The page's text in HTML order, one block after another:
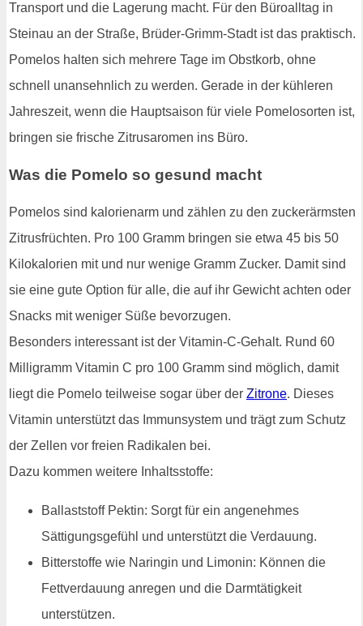
Transport und die Lagerung macht. Für den Büroalltag in
Steinau an der Straße, Brüder-Grimm-Stadt ist das praktisch.
Pomelos halten sich mehrere Tage im Obstkorb, ohne
schnell unansehnlich zu werden. Gerade in der kühleren
Jahreszeit, wenn die Hauptsaison für viele Pomelosorten ist,
bringen sie frische Zitrusaromen ins Büro.
Was die Pomelo so gesund macht
Pomelos sind kalorienarm und zählen zu den zuckerärmsten
Zitrusfrüchten. Pro 100 Gramm bringen sie etwa 45 bis 50
Kilokalorien mit und nur wenige Gramm Zucker. Damit sind
sie eine gute Option für alle, die auf ihr Gewicht achten oder
Snacks mit weniger Süße bevorzugen.
Besonders interessant ist der Vitamin-C-Gehalt. Rund 60
Milligramm Vitamin C pro 100 Gramm sind möglich, damit
liegt die Pomelo teilweise sogar über der Zitrone. Dieses
Vitamin unterstützt das Immunsystem und trägt zum Schutz
der Zellen vor freien Radikalen bei.
Dazu kommen weitere Inhaltsstoffe:
Ballaststoff Pektin: Sorgt für ein angenehmes
Sättigungsgefühl und unterstützt die Verdauung.
Bitterstoffe wie Naringin und Limonin: Können die
Fettverdauung anregen und die Darmtätigkeit
unterstützen.